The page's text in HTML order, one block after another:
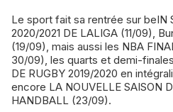
Le sport fait sa rentrée sur beIN
2020/2021 DE LALIGA (11/09),
(19/09), mais aussi les NBA
30/09), les quarts et demi-finales
DE RUGBY 2019/2020 en
encore LA NOUVELLE SAISON
HANDBALL (23/09).